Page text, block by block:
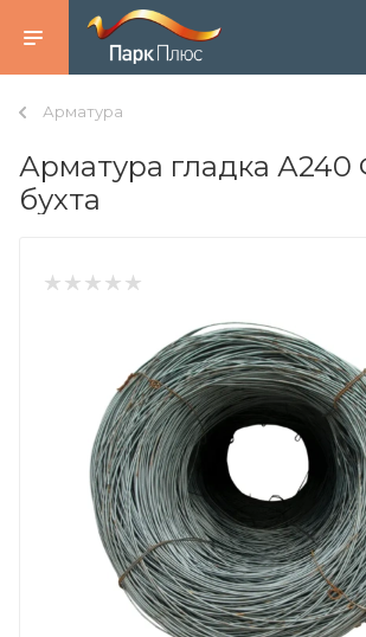
Арматура
Арматура гладка
бухта